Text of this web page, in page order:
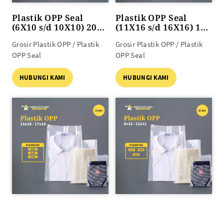
Plastik OPP Seal
(6X10 s/d 10X10) 20
Grosir Plastik OPP / Plastik
OPP Seal
HUBUNGI KAMI
Plastik OPP Seal
(11X16 s/d 16X16) 18
Grosir Plastik OPP / Plastik
OPP Seal
HUBUNGI KAMI